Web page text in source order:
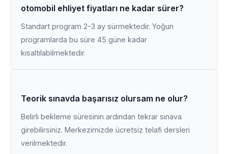
otomobil ehliyet fiyatları ne kadar sürer?
Standart program 2-3 ay sürmektedir. Yoğun
programlarda bu süre 45 güne kadar
kısaltılabilmektedir.
Teorik sınavda başarısız olursam ne olur?
Belirli bekleme süresinin ardından tekrar sınava
girebilirsiniz. Merkezimizde ücretsiz telafi dersleri
verilmektedir.